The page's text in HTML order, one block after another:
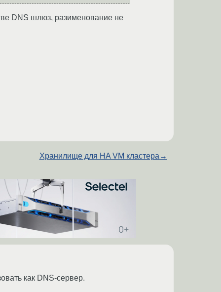
DNS шлюз, разименование не
Хранилище для HA VM кластера →
как DNS-сервер.